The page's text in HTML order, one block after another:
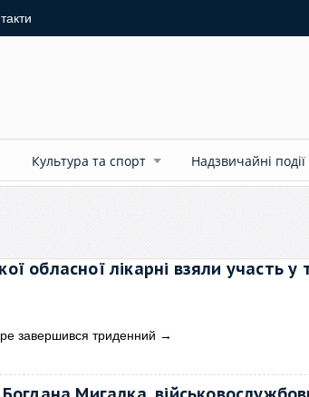
Культура та спорт Надзвичайні події
обласної лікарні взяли участь у
завершився триденний →